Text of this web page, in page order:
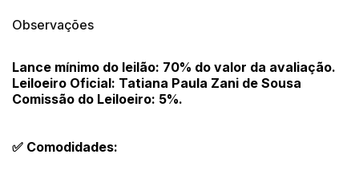
Observações
Lance mínimo do leilão: 70% do valor da avaliação.
Leiloeiro Oficial: Tatiana Paula Zani de Sousa
Comissão do Leiloeiro: 5%.
✅ Comodidades:
14/04/2025 18:43:11
14/04/2025 18:43:11 TIAGOFELIPE R$ 1,00